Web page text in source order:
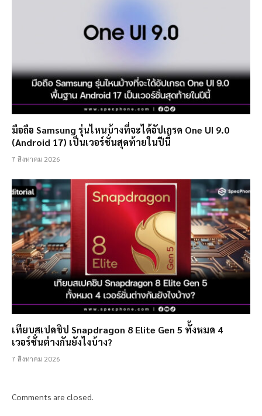
มือถือ Samsung รุ่นไหนบ้างที่จะได้อัปเกรด One UI 9.0
(Android 17) เป็นเวอร์ชั่นสุดท้ายในปีนี้
7 สิงหาคม 2026
เทียบสเปคชิป Snapdragon 8 Elite Gen 5 ทั้งหมด 4
เวอร์ชั่นต่างกันยังไงบ้าง?
7 สิงหาคม 2026
Comments are closed.